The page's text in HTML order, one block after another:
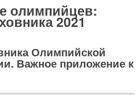
олимпийцев:
2021
Олимпийской
Важное приложение к